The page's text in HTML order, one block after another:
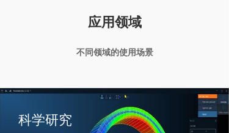
应用领域
不同领域的使用场景
科学研究